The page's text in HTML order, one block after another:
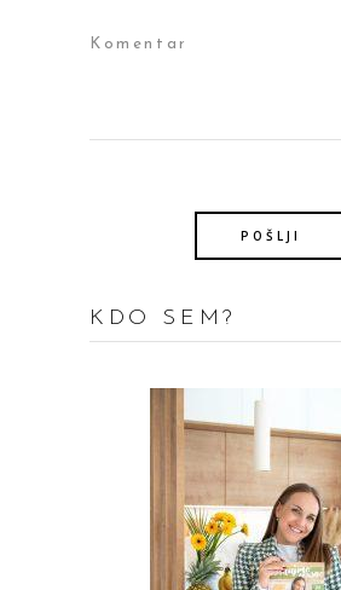
KDO SEM?